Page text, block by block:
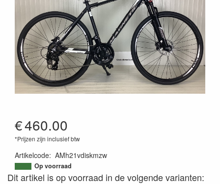
€460.00
*Prijzen zijn inclusief btw
Artikelcode: AMh21vdiskmzw
Op voorraad
Dit artikel is op voorraad in de volgende varianten: